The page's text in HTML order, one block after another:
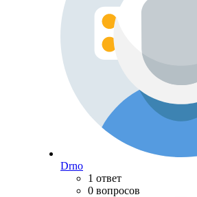
Drno
1 ответ
0 вопросов